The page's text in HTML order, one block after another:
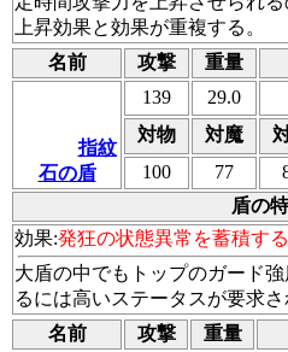
上昇効果と効果が重複する。
名前
攻撃 重量
指紋
石の盾
139 29.0
対物
対魔
100
77
盾の
効果:発狂の状態異常を蓄積す
大盾の中でもトップのガード
るには高いステータスが要求さ
名前
攻撃 重量